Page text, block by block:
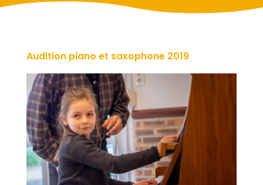
Audition piano et saxophone 2019